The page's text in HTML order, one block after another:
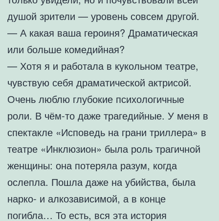
душой зрители — уровень совсем другой.
— А какая ваша героиня? Драматическая
или больше комедийная?
— Хотя я и работала в кукольном театре,
чувствую себя драматической актрисой.
Очень люблю глубокие психологичные
роли. В чём-то даже трагедийные. У меня в
спектакле «Исповедь на грани триллера» в
театре «Инклюзион» была роль трагичной
женщины: она потеряла разум, когда
ослепла. Пошла даже на убийства, была
нарко- и алкозависимой, а в конце
погибла… То есть, вся эта история